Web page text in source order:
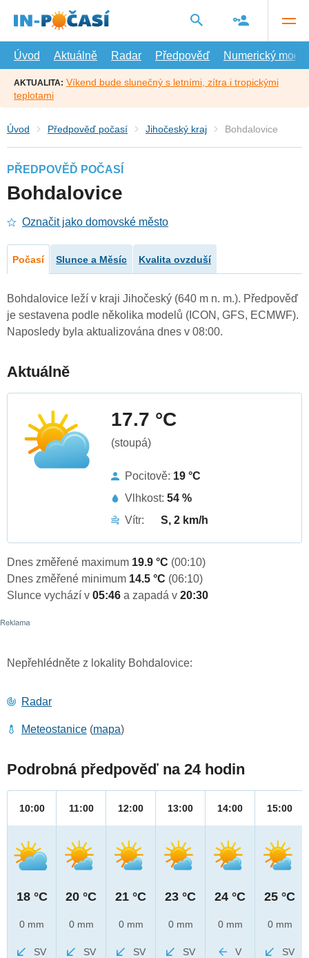
hlavní
Úvod
Aktuálně Radar Předpověď Numerický model
AKTUALITA: Víkend bude slunečný s letními, zítra i tropickými
teplotami
Úvod Předpověď počasí Jihočeský kraj Bohdalovice
PŘEDPOVĚĎ POČASÍ
Bohdalovice
Označit jako domovské město
Počasí Slunce a Měsíc Kvalita ovzduší
Bohdalovice leží v kraji Jihočeský (640 m n. m.). Předpověď
je sestavena podle několika modelů (ICON, GFS, ECMWF).
Naposledy byla aktualizována dnes v 08:00.
Aktuálně
17.7 °C
(stoupá)
Pocitově: 19 °C
Vlhkost: 54 %
Vítr:
S, 2 km/h
Dnes změřené maximum 19.9 °C (00:10)
Dnes změřené minimum 14.5 °C (06:10)
Slunce vychází v 05:46 a zapadá v 20:30
Nepřehlédněte z lokality Bohdalovice:
Radar
Meteostanice (mapa)
Podrobná předpověď na 24 hodin
10:00
18 °C
0 mm
SV
11:00
20 °C
0 mm
SV
12:00
21 °C
0 mm
SV
13:00
23 °C
0 mm
SV
14:00
24 °C
0 mm
V
15:00
25 °C
0 mm
SV